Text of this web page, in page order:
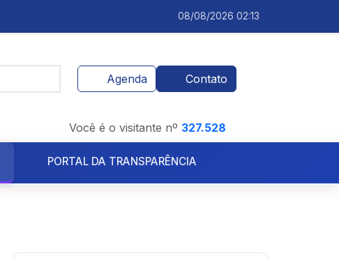
08/08/2026 02:13
Agenda Contato
Você é o visitante nº 327.528
PORTAL DA TRANSPARÊNCIA